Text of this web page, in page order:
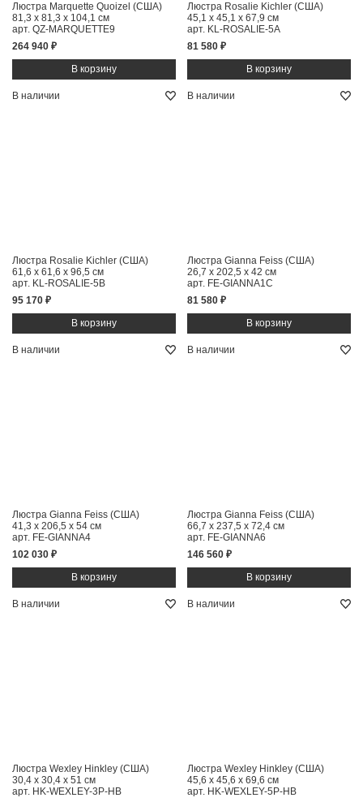
Люстра Marquette Quoizel (США)
81,3 x 81,3 x 104,1 см
арт. QZ-MARQUETTE9
264 940 ₽
Люстра Rosalie Kichler (США)
45,1 x 45,1 x 67,9 см
арт. KL-ROSALIE-5A
81 580 ₽
В наличии
Люстра Rosalie Kichler (США)
61,6 x 61,6 x 96,5 см
арт. KL-ROSALIE-5B
95 170 ₽
В наличии
Люстра Gianna Feiss (США)
26,7 x 202,5 x 42 см
арт. FE-GIANNA1C
81 580 ₽
В наличии
Люстра Gianna Feiss (США)
41,3 x 206,5 x 54 см
арт. FE-GIANNA4
102 030 ₽
В наличии
Люстра Gianna Feiss (США)
66,7 x 237,5 x 72,4 см
арт. FE-GIANNA6
146 560 ₽
В наличии
Люстра Wexley Hinkley (США)
30,4 x 30,4 x 51 см
арт. HK-WEXLEY-3P-HB
В наличии
Люстра Wexley Hinkley (США)
45,6 x 45,6 x 69,6 см
арт. HK-WEXLEY-5P-HB